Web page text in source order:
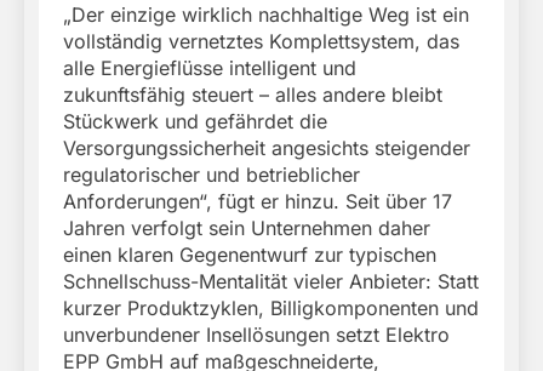
„Der einzige wirklich nachhaltige Weg ist ein
vollständig vernetztes Komplettsystem, das
alle Energieflüsse intelligent und
zukunftsfähig steuert – alles andere bleibt
Stückwerk und gefährdet die
Versorgungssicherheit angesichts steigender
regulatorischer und betrieblicher
Anforderungen“, fügt er hinzu. Seit über 17
Jahren verfolgt sein Unternehmen daher
einen klaren Gegenentwurf zur typischen
Schnellschuss-Mentalität vieler Anbieter: Statt
kurzer Produktzyklen, Billigkomponenten und
unverbundener Insellösungen setzt Elektro
EPP GmbH auf maßgeschneiderte,